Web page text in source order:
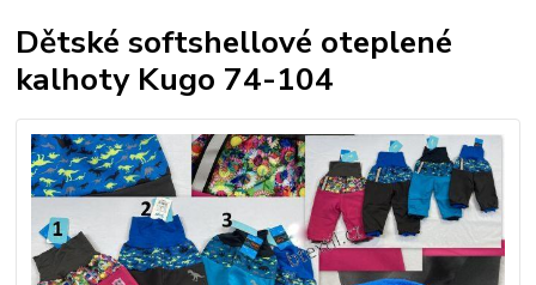
Dětské softshellové oteplené
kalhoty Kugo 74-104